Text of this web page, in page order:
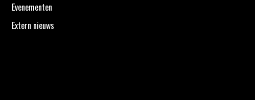
Evenementen
Extern nieuws